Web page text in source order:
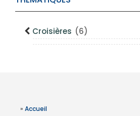
Croisières (6)
» Accueil